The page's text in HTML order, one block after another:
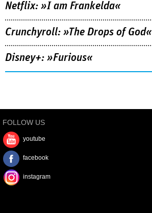
Netflix: »I am Frankelda«
Crunchyroll: »The Drops of God«
Disney+: »Furious«
FOLLOW US
youtube
facebook
instagram